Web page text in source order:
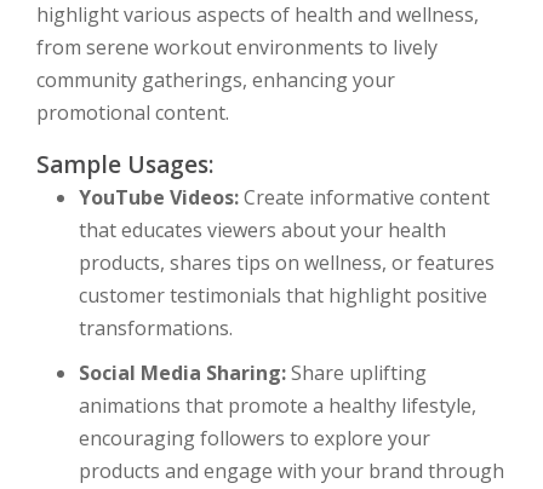
highlight various aspects of health and wellness,
from serene workout environments to lively
community gatherings, enhancing your
promotional content.
Sample Usages:
YouTube Videos:Create informative content
that educates viewers about your health
products, shares tips on wellness, or features
customer testimonials that highlight positive
transformations.
Social Media Sharing:Share uplifting
animations that promote a healthy lifestyle,
encouraging followers to explore your
products and engage with your brand through